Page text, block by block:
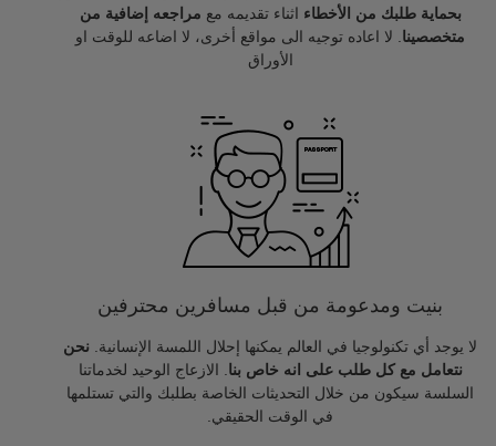
بحماية طلبك من الأخطاء اثناء تقديمه مع مراجعه إضافية من
متخصصينا . لا اعاده توجيه الى مواقع أخرى، لا اضاعه للوقت او
الأوراق
بنيت ومدعومة من قبل مسافرين محترفين
لا يوجد أي تكنولوجيا في العالم يمكنها إحلال اللمسة الإنسانية. نحن
نتعامل مع كل طلب على انه خاص بنا . الازعاج الوحيد لخدماتنا
السلسة سيكون من خلال التحديثات الخاصة بطلبك والتي تستلمها
في الوقت الحقيقي.